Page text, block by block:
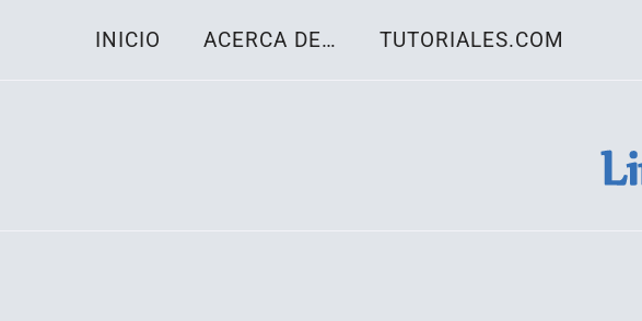
INICIO ACERCA DE… TUTORIALES.COM